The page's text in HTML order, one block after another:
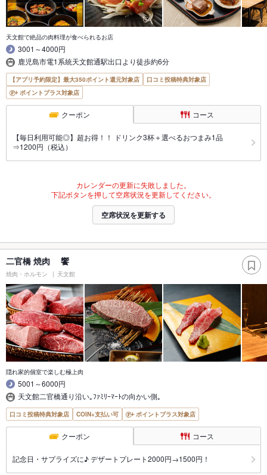
天文館で絶品の肉料理が食べられるお店
3001～4000円
鹿児島市電1系統天文館通駅出口より徒歩約6分
【アプリ予約限定】最大350ポイント還元対象店
口コミ投稿特典対象店
ポイントプラス対象店
クーポン コース
【毎日利用可能◎】超お得！！ ドリンク3杯＋選べるおつまみ1品
⇒1200円（税込）
カレンダーの更新に失敗しました。
下記ボタンを押して空席状況を更新してください。
空席状況を更新する
二官橋 焼肉 饗
焼肉・ホルモン 天文館
隠れ家的個室で楽しむ極上肉
5001～6000円
天文館二官橋通り沿い｡ﾌｧﾐﾘｰﾏｰﾄの向かい側｡
口コミ投稿特典対象店 COIN+支払い可 ポイントプラス対象店
クーポン コース
記念日・サプライズに♪ デザートプレート2000円→1500円！